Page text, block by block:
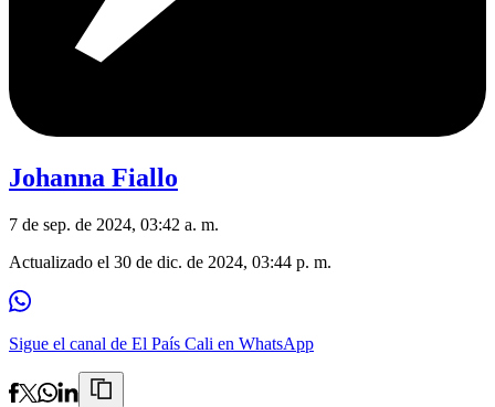
Johanna Fiallo
7 de sep. de 2024, 03:42 a. m.
Actualizado el 30 de dic. de 2024, 03:44 p. m.
Sigue el canal de El País Cali en WhatsApp